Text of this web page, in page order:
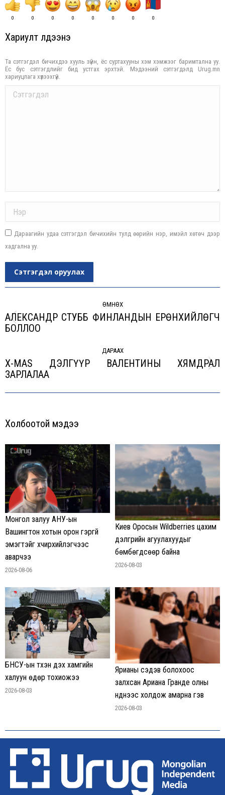
0 0 0 0 0 0 0 0
Хариулт үлдээнэ үү
Та сэтгэгдэл бичихдээ хууль зүйн, ёс суртахууны хэм хэмжээг баримтална уу.
Ёс бус сэтгэгдлийг бид устгах эрхтэй. Мэдээний сэтгэгдэлд Urug.mn
хариуцлага хүлээхгүй.
Comment
Дараагийн удаа сэтгэгдэл бичихийн тулд өөрийн нэр, имэйл хөтөч дээр
хадгална уу.
Сэтгэгдэл оруулах
ӨМНӨХ
Previous
АЛЕКСАНДР СТУББ ФИНЛАНДЫН ЕРӨНХИЙЛӨГЧ
БОЛЛОО
ДАРААХ
Next
X-MAS ДЭЛГҮҮР ВАЛЕНТИНЫ ХЯМДРАЛ
ЗАРЛАЛАА
Холбоотой мэдээ
Монгол залуу АНУ-ын
Вашингтон хотын орон гэргүй
эмэгтэйг хүчирхийлэгчээс
аварчээ
2026-08-06
Киев Оросын Wildberries цахим
дэлгүүрийн агуулахуудыг
бөмбөгдсөөр байна
2026-08-03
БНСУ-ын түүхэн дэх хамгийн
халуун өдөр тохиожээ
2026-08-03
Ярианы сэдэв болохоос
залхсан Ариана Гранде олны
нүднээс холдож амарна гэв
2026-08-03